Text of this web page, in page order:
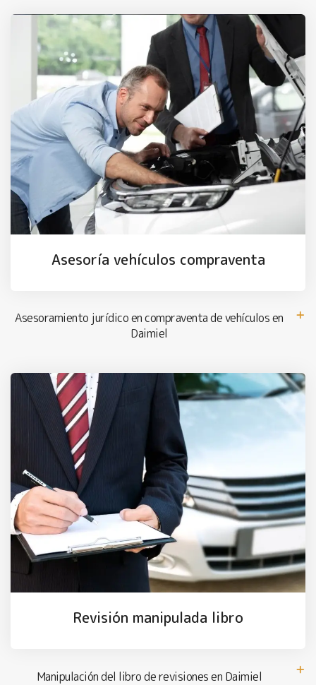
Asesoría vehículos compraventa
Asesoramiento jurídico en compraventa de vehículos en
Daimiel
Revisión manipulada libro
Manipulación del libro de revisiones en Daimiel